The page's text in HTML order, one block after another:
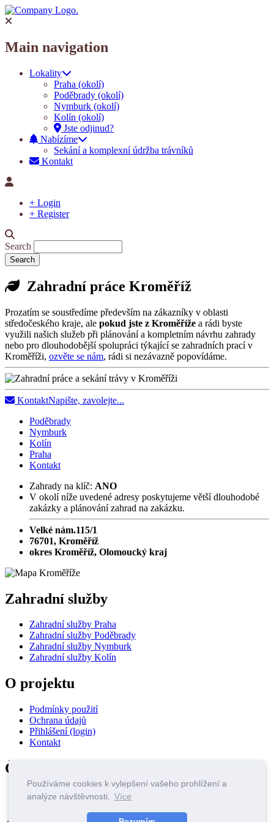
Používáme cookies k vylepšení vašeho prohlížení a
analýze návštěvnosti.
Více
Main navigation
Lokality
Praha (okolí)
Poděbrady (okolí)
Nymburk (okolí)
Kolín (okolí)
Jste odjinud?
Nabízíme
Sekání a komplexní údržba trávníků
Kontakt
+ Login
+ Register
Search
Zahradní práce Kroměříž
Prozatím se soustředíme především na zákazníky v oblasti
středočeského kraje, ale pokud jste z Kroměříže a rádi byste
využili našich služeb při plánování a kompletním návrhu zahrady
nebo pro dlouhodobější spolupráci týkající se zahradních prací v
Kroměříži, ozvěte se nám, rádi si nezávazně popovídáme.
KontaktNapište, zavolejte...
Poděbrady
Nymburk
Kolín
Praha
Kontakt
Zahrady na klíč: ANO
V okolí níže uvedené adresy poskytujeme větší dlouhodobé
zakázky a plánování zahrad na zakázku.
Velké nám.115/1
76701, Kroměříž
okres Kroměříž, Olomoucký kraj
Zahradní služby
Zahradní služby Praha
Zahradní služby Poděbrady
Zahradní služby Nymburk
Zahradní služby Kolín
O projektu
Podmínky použití
Ochrana údajů
Přihlášení (login)
Kontakt
Články & Návody
Podzimní úpravy a střih ovocných stromů – Jak na…